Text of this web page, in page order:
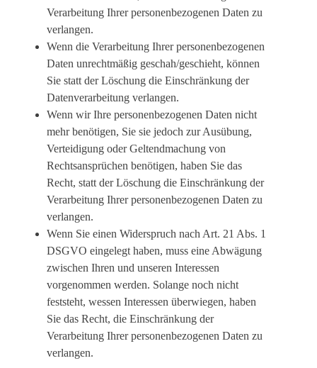
Verarbeitung Ihrer personenbezogenen Daten zu
verlangen.
Wenn die Verarbeitung Ihrer personenbezogenen
Daten unrechtmäßig geschah/geschieht, können
Sie statt der Löschung die Einschränkung der
Datenverarbeitung verlangen.
Wenn wir Ihre personenbezogenen Daten nicht
mehr benötigen, Sie sie jedoch zur Ausübung,
Verteidigung oder Geltendmachung von
Rechtsansprüchen benötigen, haben Sie das
Recht, statt der Löschung die Einschränkung der
Verarbeitung Ihrer personenbezogenen Daten zu
verlangen.
Wenn Sie einen Widerspruch nach Art. 21 Abs. 1
DSGVO eingelegt haben, muss eine Abwägung
zwischen Ihren und unseren Interessen
vorgenommen werden. Solange noch nicht
feststeht, wessen Interessen überwiegen, haben
Sie das Recht, die Einschränkung der
Verarbeitung Ihrer personenbezogenen Daten zu
verlangen.